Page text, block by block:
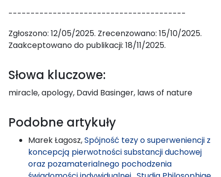
----------------------------------------
Zgłoszono: 12/05/2025. Zrecenzowano: 15/10/2025.
Zaakceptowano do publikacji: 18/11/2025.
Słowa kluczowe:
miracle, apology, David Basinger, laws of nature
Podobne artykuły
Marek Łagosz,Spójność tezy o superweniencji z
koncepcją pierwotności substancji duchowej
oraz pozamaterialnego pochodzenia